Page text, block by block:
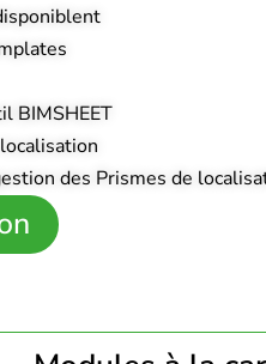
BIMSHEET
des Prismes de